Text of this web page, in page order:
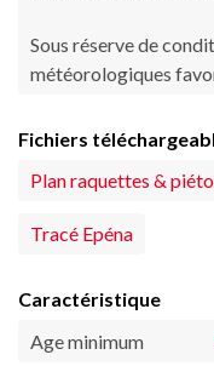
Sous réserve de
météorologiques
Fichiers
Plan raquettes &
Tracé Epéna
Caractéristique
Age minimum